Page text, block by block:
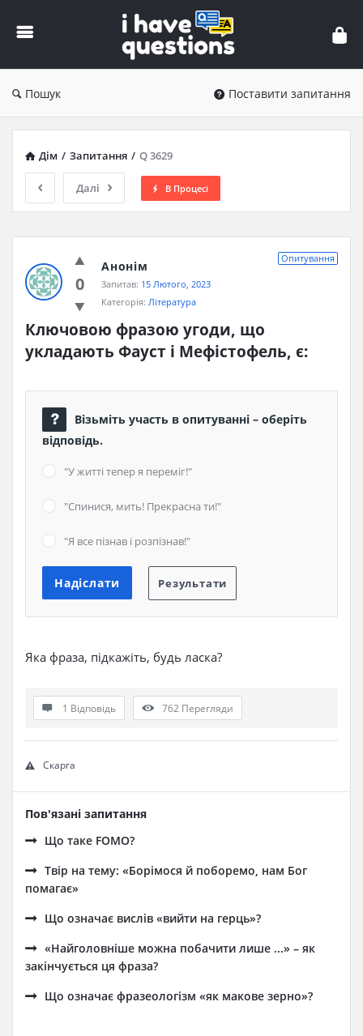
iHaveQuestions
Пошук Поставити запитання
Дім / Запитання / Q 3629
Далі В Процесі
0
Опитування
Анонім
Запитав: 15 Лютого, 2023
Категорія: Література
Ключовою фразою угоди, що
укладають Фауст і Мефістофель, є:
Візьміть участь в опитуванні – оберіть
відповідь.
"У житті тепер я переміг!"
"Спинися, мить! Прекрасна ти!"
"Я все пізнав і розпізнав!"
Яка фраза, підкажіть, будь ласка?
1 Відповідь 762 Перегляди
Скарга
Пов'язані запитання
Що таке FOMO?
Твір на тему: «Борімося й поборемо, нам Бог
помагає»
Що означає вислів «вийти на герць»?
«Найголовніше можна побачити лише ...» – як
закінчується ця фраза?
Що означає фразеологізм «як макове зерно»?